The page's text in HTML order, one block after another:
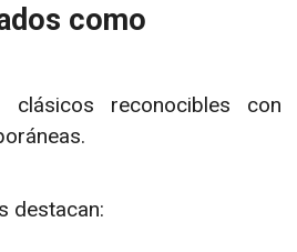
como
reconocibles con
destacan: